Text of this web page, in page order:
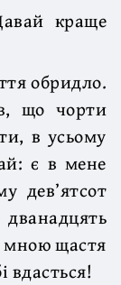
краще
обридло.
що чорти
в усьому
є в мене
дев’ятсот
мною щастя
вдасться!